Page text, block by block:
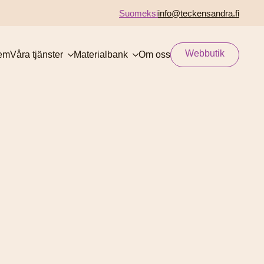
Suomeksiinfo@teckensandra.fi
Våra tjänster Materialbank Om oss Webbutik